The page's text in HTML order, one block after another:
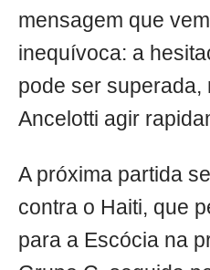
mensagem que
inequívoca: a
pode ser superada,
Ancelotti agir
A próxima partida
contra o Haiti, que
para a Escócia na